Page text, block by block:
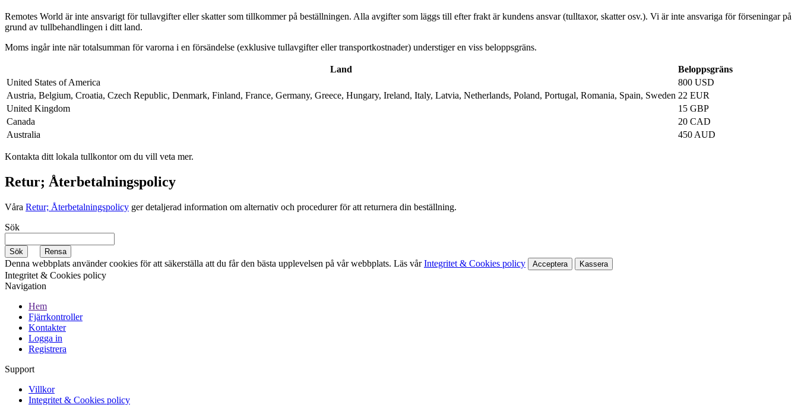
Remotes World är inte ansvarigt för tullavgifter eller skatter som tillkommer på beställningen. Alla avgifter som läggs till efter frakt är kundens ansvar (tulltaxor, skatter osv.). Vi är inte ansvariga för förseningar på
grund av tullbehandlingen i ditt land.
Moms ingår inte när totalsumman för varorna i en försändelse (exklusive tullavgifter eller transportkostnader) understiger en viss beloppsgräns.
Land
Beloppsgräns
United States of America
800 USD
Austria, Belgium, Croatia, Czech Republic, Denmark, Finland, France, Germany, Greece, Hungary, Ireland, Italy, Latvia, Netherlands, Poland, Portugal, Romania, Spain, Sweden 22 EUR
United Kingdom
15 GBP
Canada
20 CAD
Australia
450 AUD
Kontakta ditt lokala tullkontor om du vill veta mer.
Retur; Återbetalningspolicy
Våra Retur; Återbetalningspolicy ger detaljerad information om alternativ och procedurer för att returnera din beställning.
Sök
Denna webbplats använder cookies för att säkerställa att du får den bästa upplevelsen på vår webbplats. Läs vårIntegritet & Cookies policy Acceptera Kassera
Integritet & Cookies policy
Navigation
Hem
Fjärrkontroller
Kontakter
Logga in
Registrera
Support
Villkor
Integritet & Cookies policy